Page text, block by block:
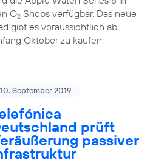
O2Shops verfügbar. Das neue
gibt es voraussichtlich ab
Oktober zu kaufen.
10. September 2019
prüft
passiver